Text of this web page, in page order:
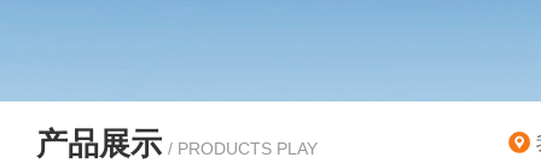
产品展示 / PRODUCTS PLAY